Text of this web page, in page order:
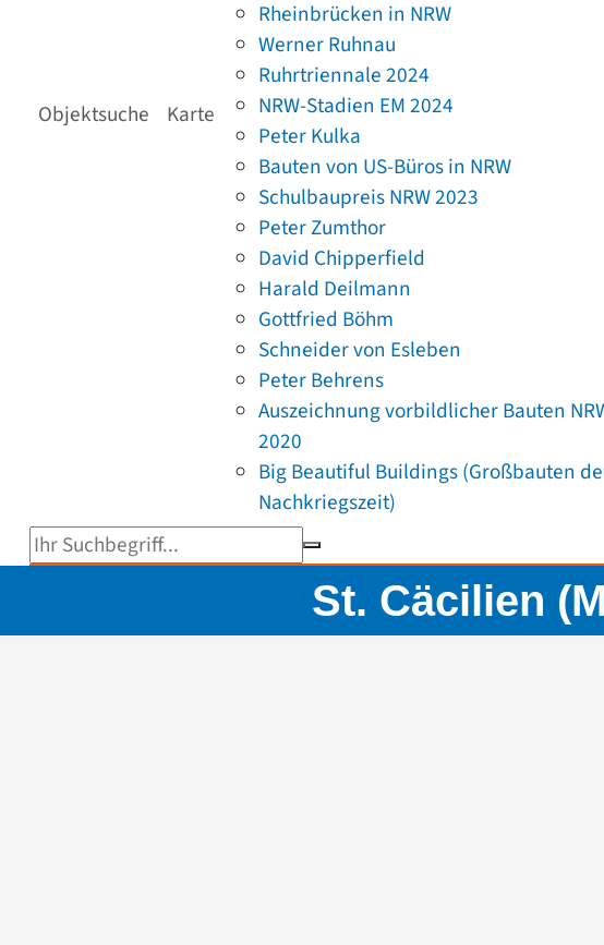
Objektsuche Karte
Rheinbrücken in NRW
Werner Ruhnau
Ruhrtriennale 2024
NRW-Stadien EM 2024
Peter Kulka
Bauten von US-Büros in NRW
Schulbaupreis NRW 2023
Peter Zumthor
David Chipperfield
Harald Deilmann
Gottfried Böhm
Schneider von Esleben
Peter Behrens
Auszeichnung vorbildlicher Bauten
2020
Big Beautiful Buildings (Großbauten
Nachkriegszeit)
Suchbegriff eingeben
St. Cäcilien